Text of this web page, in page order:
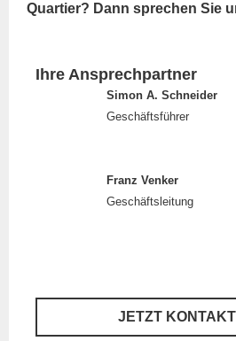
Quartier? Dann sprechen Sie
Ihre Ansprechpartner
Simon A. Schneider
Geschäftsführer
Franz Venker
Geschäftsleitung
JETZT